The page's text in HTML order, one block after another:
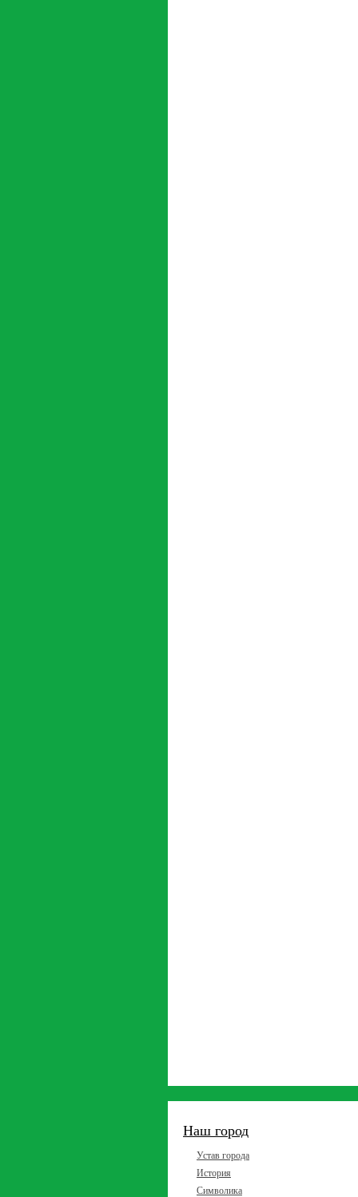
Наш город
Устав города
История
Символика